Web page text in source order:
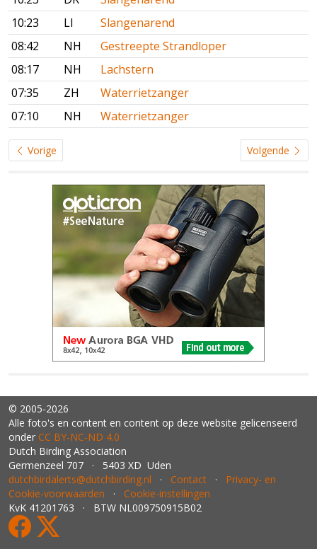
10:23
LI
Slangenarend
08:42
NH
Gestreepte Strandloper
08:17
NH
Lachstern
07:35
ZH
Waterrietzanger
07:10
NH Waterrietzanger
Vorige Volgende
© 2005-2026
Alle foto's en content en content op deze website gelicenseerd
onder CC BY‑NC‑ND 4.0
Dutch Birding Association
Germenzeel 707 · 5403 XD Uden
dutchbirdalerts@dutchbirding.nl · Contact · Privacy- en
Cookie-voorwaarden · Cookie-instellingen
KvK 41201763 · BTW NL009750915B02